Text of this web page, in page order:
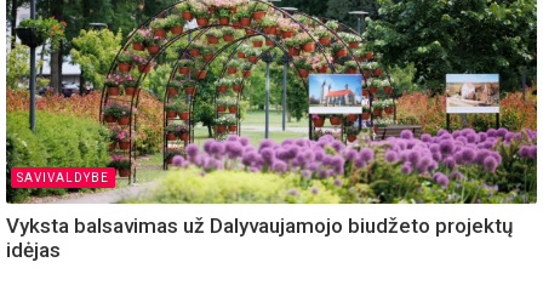
SAVIVALDYBE
Vyksta balsavimas už Dalyvaujamojo biudžeto projektų
idėjas